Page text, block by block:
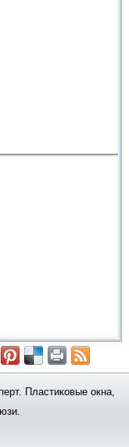
Пластиковые окна,